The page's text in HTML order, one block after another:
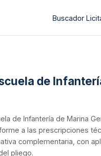
Buscador
de
de Infantería de Marina
a las prescripciones
complementaria, con
pliego.